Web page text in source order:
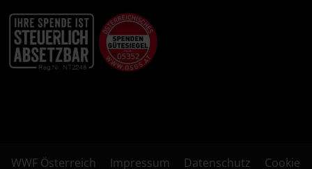
WWF Österreich Impressum Datenschutz Cookie